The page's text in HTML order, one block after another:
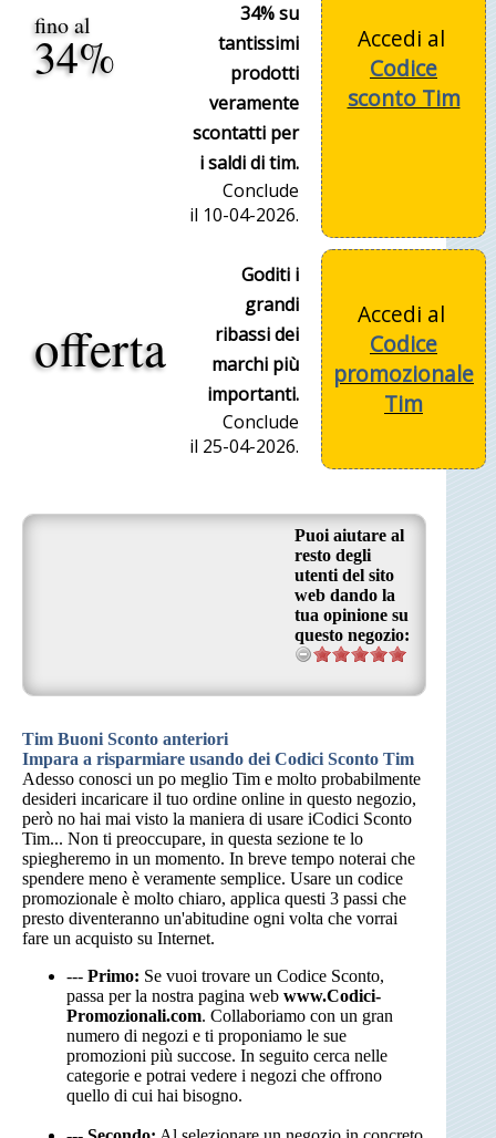
fino al
34%
34% su
tantissimi
prodotti
veramente
scontatti per
i saldi di tim.
Conclude
il 10-04-2026.
Accedi al
Codice
sconto Tim
offerta
Goditi i
grandi
ribassi dei
marchi più
importanti.
Conclude
il 25-04-2026.
Accedi al
Codice
promozionale
Tim
Puoi aiutare al
resto degli
utenti del sito
web dando la
tua opinione su
questo negozio:
Tim Buoni Sconto anteriori
Impara a risparmiare usando dei Codici Sconto Tim
Adesso conosci un po meglio Tim e molto probabilmente
desideri incaricare il tuo ordine online in questo negozio,
però no hai mai visto la maniera di usare iCodici Sconto
Tim... Non ti preoccupare, in questa sezione te lo
spiegheremo in un momento. In breve tempo noterai che
spendere meno è veramente semplice. Usare un codice
promozionale è molto chiaro, applica questi 3 passi che
presto diventeranno un'abitudine ogni volta che vorrai
fare un acquisto su Internet.
--- Primo: Se vuoi trovare un Codice Sconto,
passa per la nostra pagina web www.Codici-
Promozionali.com. Collaboriamo con un gran
numero di negozi e ti proponiamo le sue
promozioni più succose. In seguito cerca nelle
categorie e potrai vedere i negozi che offrono
quello di cui hai bisogno.